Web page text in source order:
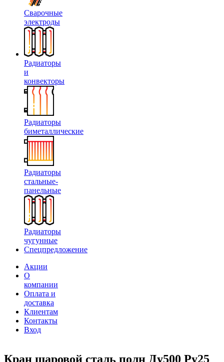
Сварочные
электроды
Радиаторы
и
конвекторы
Радиаторы
биметаллические
Радиаторы
стальные-
панельные
Радиаторы
чугунные
Спецпредложение
Акции
О
компании
Оплата и
доставка
Клиентам
Контакты
Вход
Кран шаровой сталь полн Ду500 Ру25